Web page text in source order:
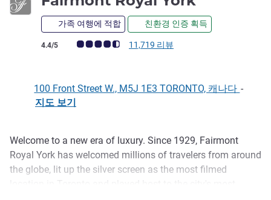
가족 여행에 적합 친환경 인증 획득
고객 평점 (ALL 평가)
4.4/5 11,719 리뷰
100 Front Street W., M5J 1E3 TORONTO, 캐나다 -
지도 보기
호텔설명
Welcome to a new era of luxury. Since 1929, Fairmont
Royal York has welcomed millions of travelers from around
the globe, lit up the silver screen as the most filmed